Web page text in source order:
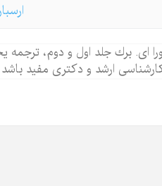
ای. برك جلد اول و دوم،
ارشد و دكتری مفید باشد